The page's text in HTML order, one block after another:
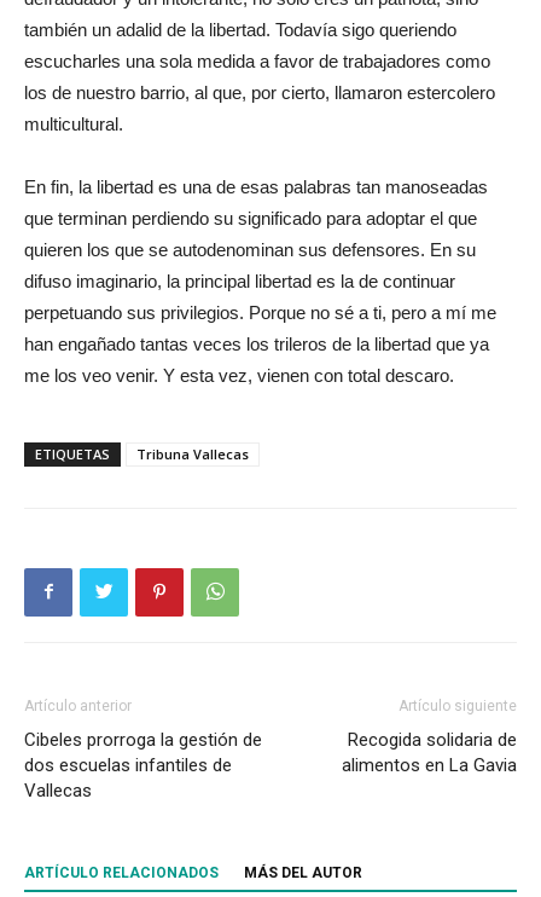
también un adalid de la libertad. Todavía sigo queriendo
escucharles una sola medida a favor de trabajadores como
los de nuestro barrio, al que, por cierto, llamaron estercolero
multicultural.
En fin, la libertad es una de esas palabras tan manoseadas
que terminan perdiendo su significado para adoptar el que
quieren los que se autodenominan sus defensores. En su
difuso imaginario, la principal libertad es la de continuar
perpetuando sus privilegios. Porque no sé a ti, pero a mí me
han engañado tantas veces los trileros de la libertad que ya
me los veo venir. Y esta vez, vienen con total descaro.
ETIQUETAS Tribuna Vallecas
Artículo anterior
Cibeles prorroga la gestión de
dos escuelas infantiles de
Vallecas
Artículo siguiente
Recogida solidaria de
alimentos en La Gavia
ARTÍCULO RELACIONADOS MÁS DEL AUTOR